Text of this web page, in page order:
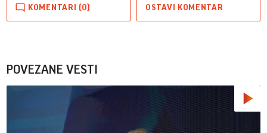
KOMENTARI (0) OSTAVI KOMENTAR
POVEZANE VESTI